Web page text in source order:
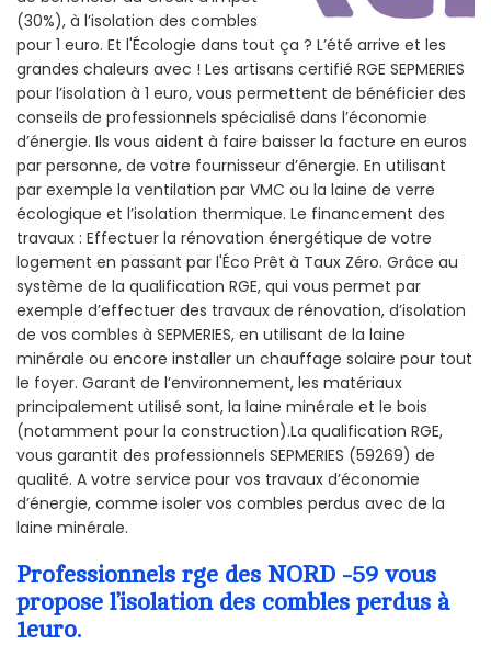
(30%), à l’isolation des combles
pour 1 euro. Et l'Écologie dans tout ça ? L’été arrive et les
grandes chaleurs avec ! Les artisans certifié RGE SEPMERIES
pour l’isolation à 1 euro, vous permettent de bénéficier des
conseils de professionnels spécialisé dans l’économie
d’énergie. Ils vous aident à faire baisser la facture en euros
par personne, de votre fournisseur d’énergie. En utilisant
par exemple la ventilation par VMC ou la laine de verre
écologique et l’isolation thermique. Le financement des
travaux : Effectuer la rénovation énergétique de votre
logement en passant par l'Éco Prêt à Taux Zéro. Grâce au
système de la qualification RGE, qui vous permet par
exemple d’effectuer des travaux de rénovation, d’isolation
de vos combles à SEPMERIES, en utilisant de la laine
minérale ou encore installer un chauffage solaire pour tout
le foyer. Garant de l’environnement, les matériaux
principalement utilisé sont, la laine minérale et le bois
(notamment pour la construction).La qualification RGE,
vous garantit des professionnels SEPMERIES (59269) de
qualité. A votre service pour vos travaux d’économie
d’énergie, comme isoler vos combles perdus avec de la
laine minérale.
Professionnels rge des NORD -59 vous
propose l’isolation des combles perdus à
1euro.